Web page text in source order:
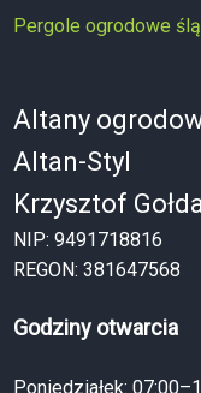
Pergole ogrodowe
Altany
Altan-Styl
Krzysztof
NIP: 9491718816
REGON: 381647568
Godziny otwarcia
Poniedziałek: